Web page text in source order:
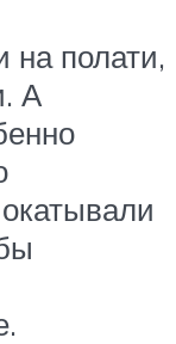
на полати,
А